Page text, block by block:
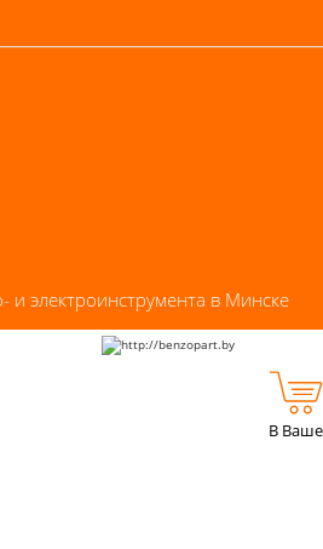
и электроинструмента в Минске
В